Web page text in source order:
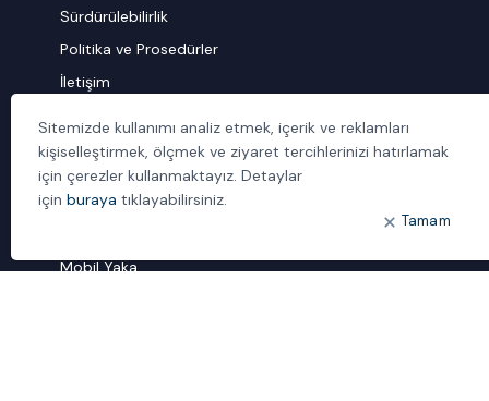
Sürdürülebilirlik
Politika ve Prosedürler
İletişim
ÖNE ÇIKANLAR
Bulut Dönüşümü
Dijital Sözlük
Mobil Yaka
Sitemizde kullanımı analiz etmek, içerik ve reklamları
kişiselleştirmek, ölçmek ve ziyaret tercihlerinizi hatırlamak
için çerezler kullanmaktayız. Detaylar
için buraya tıklayabilirsiniz.
Tamam